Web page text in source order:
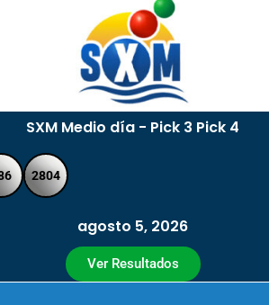
SXM Medio día - Pick 3 Pick 4
2804
agosto 5, 2026
Ver Resultados